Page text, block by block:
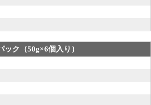
ク（50g×6個入り）